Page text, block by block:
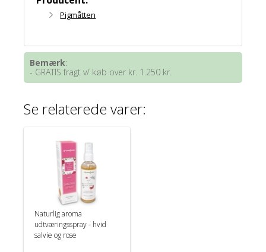
Pigmåtten
Bemærk:
- GRATIS fragt v/ køb over kr. 1.250 kr.
Se relaterede varer:
Naturlig aroma
udtværingsspray - hvid
salvie og rose